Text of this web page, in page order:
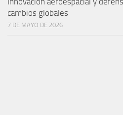
cambios globales
7 DE MAYO DE 2026